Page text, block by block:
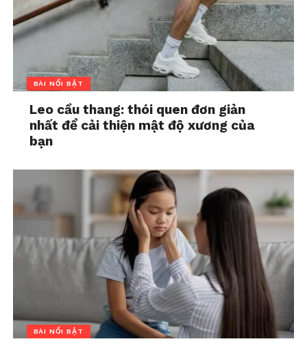
BÀI NỔI BẬT
Leo cầu thang: thói quen đơn giản
nhất để cải thiện mật độ xương của
bạn
BÀI NỔI BẬT